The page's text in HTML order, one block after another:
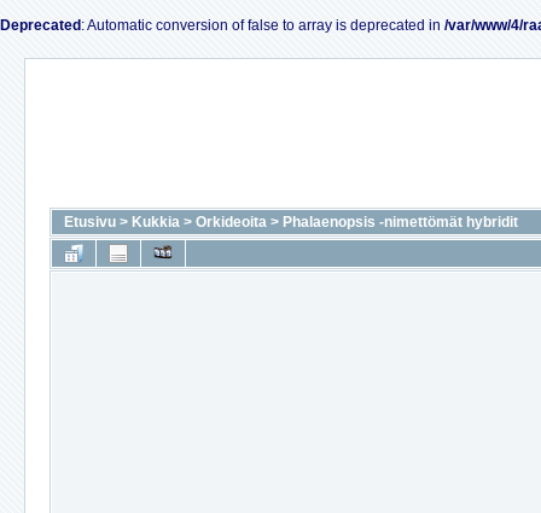
Deprecated : Automatic conversion of false to array is deprecated in /var/www/4/
Etusivu > Kukkia > Orkideoita > Phalaenopsis -nimettömät hybridit